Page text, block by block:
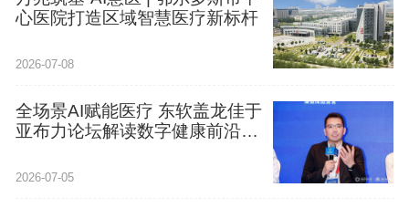
心医院打造区域智慧医疗新标杆
2026-07-08
全场景AI赋能医疗 东软盖龙佳于
亚布力论坛解读数字健康前沿逻
2026-07-05